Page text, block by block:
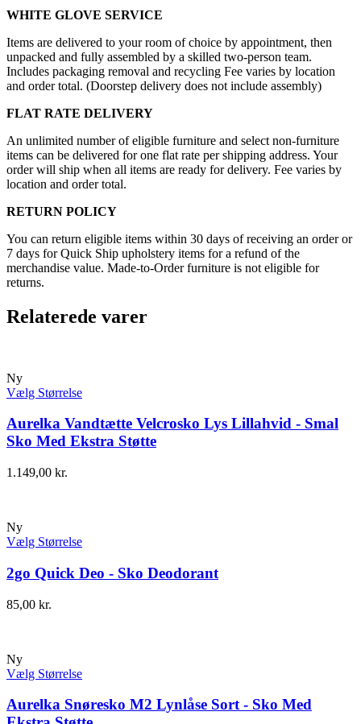
WHITE GLOVE SERVICE
Items are delivered to your room of choice by appointment, then
unpacked and fully assembled by a skilled two-person team.
Includes packaging removal and recycling Fee varies by location
and order total. (Doorstep delivery does not include assembly)
FLAT RATE DELIVERY
An unlimited number of eligible furniture and select non-furniture
items can be delivered for one flat rate per shipping address. Your
order will ship when all items are ready for delivery. Fee varies by
location and order total.
RETURN POLICY
You can return eligible items within 30 days of receiving an order or
7 days for Quick Ship upholstery items for a refund of the
merchandise value. Made-to-Order furniture is not eligible for
returns.
Relaterede varer
Ny
Vælg Størrelse
Aurelka Vandtætte Velcrosko Lys Lillahvid - Smal
Sko Med Ekstra Støtte
1.149,00 kr.
Ny
Vælg Størrelse
2go Quick Deo - Sko Deodorant
85,00 kr.
Ny
Vælg Størrelse
Aurelka Snøresko M2 Lynlåse Sort - Sko Med